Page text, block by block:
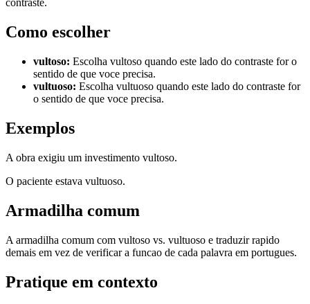
contraste.
Como escolher
vultoso: Escolha vultoso quando este lado do contraste for o
sentido de que voce precisa.
vultuoso: Escolha vultuoso quando este lado do contraste for
o sentido de que voce precisa.
Exemplos
A obra exigiu um investimento vultoso.
O paciente estava vultuoso.
Armadilha comum
A armadilha comum com vultoso vs. vultuoso e traduzir rapido
demais em vez de verificar a funcao de cada palavra em portugues.
Pratique em contexto